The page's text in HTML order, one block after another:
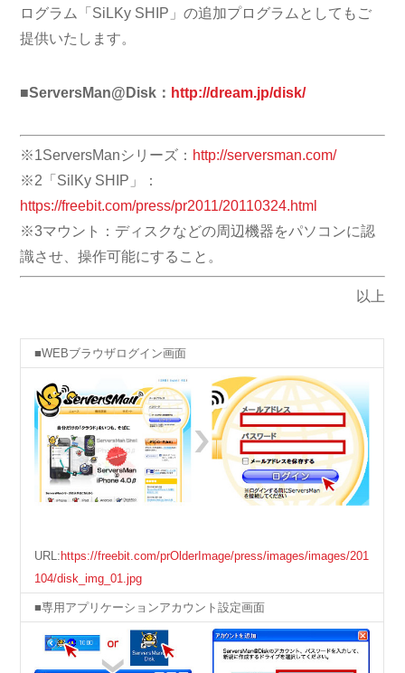
ログラム「SiLKy SHIP」の追加プログラムとしてもご
提供いたします。
■ServersMan@Disk： http://dream.jp/disk/
※1ServersManシリーズ： http://serversman.com/
※2「SilKy SHIP」：
https://freebit.com/press/pr2011/20110324.html
※3マウント：ディスクなどの周辺機器をパソコンに認
識させ、操作可能にすること。
以上
■WEBブラウザログイン画面
URL:https://freebit.com/prOlderImage/press/images/images/201
104/disk_img_01.jpg
■専用アプリケーションアカウント設定画面